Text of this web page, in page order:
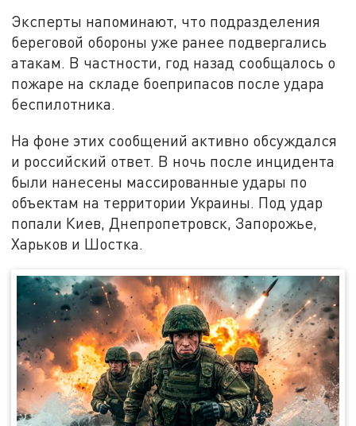
Эксперты напоминают, что подразделения
береговой обороны уже ранее подвергались
атакам. В частности, год назад сообщалось о
пожаре на складе боеприпасов после удара
беспилотника.
На фоне этих сообщений активно обсуждался
и российский ответ. В ночь после инцидента
были нанесены массированные удары по
объектам на территории Украины. Под удар
попали Киев, Днепропетровск, Запорожье,
Харьков и Шостка.